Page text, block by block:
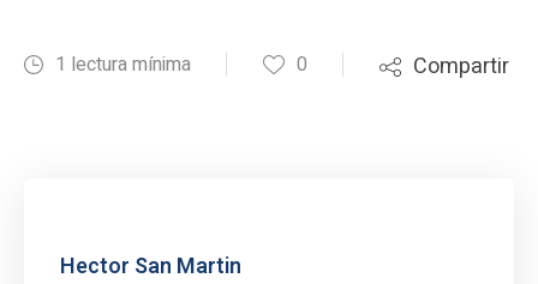
1 lectura mínima 0 Compartir
Hector San Martin